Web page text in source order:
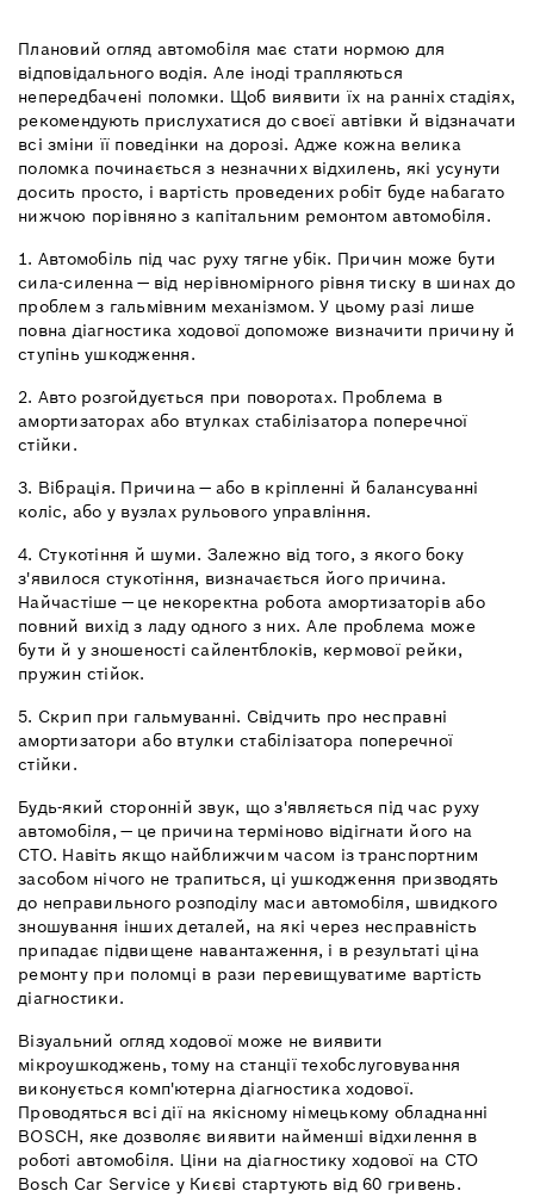
Плановий огляд автомобіля має стати нормою для
відповідального водія. Але іноді трапляються
непередбачені поломки. Щоб виявити їх на ранніх стадіях,
рекомендують прислухатися до своєї автівки й відзначати
всі зміни її поведінки на дорозі. Адже кожна велика
поломка починається з незначних відхилень, які усунути
досить просто, і вартість проведених робіт буде набагато
нижчою порівняно з капітальним ремонтом автомобіля.
1. Автомобіль під час руху тягне убік. Причин може бути
сила-силенна — від нерівномірного рівня тиску в шинах до
проблем з гальмівним механізмом. У цьому разі лише
повна діагностика ходової допоможе визначити причину й
ступінь ушкодження.
2. Авто розгойдується при поворотах. Проблема в
амортизаторах або втулках стабілізатора поперечної
стійки.
3. Вібрація. Причина — або в кріпленні й балансуванні
коліс, або у вузлах рульового управління.
4. Стукотіння й шуми. Залежно від того, з якого боку
з'явилося стукотіння, визначається його причина.
Найчастіше — це некоректна робота амортизаторів або
повний вихід з ладу одного з них. Але проблема може
бути й у зношеності сайлентблоків, кермової рейки,
пружин стійок.
5. Скрип при гальмуванні. Свідчить про несправні
амортизатори або втулки стабілізатора поперечної
стійки.
Будь-який сторонній звук, що з'являється під час руху
автомобіля, — це причина терміново відігнати його на
СТО. Навіть якщо найближчим часом із транспортним
засобом нічого не трапиться, ці ушкодження призводять
до неправильного розподілу маси автомобіля, швидкого
зношування інших деталей, на які через несправність
припадає підвищене навантаження, і в результаті ціна
ремонту при поломці в рази перевищуватиме вартість
діагностики.
Візуальний огляд ходової може не виявити
мікроушкоджень, тому на станції техобслуговування
виконується комп'ютерна діагностика ходової.
Проводяться всі дії на якісному німецькому обладнанні
BOSCH, яке дозволяє виявити найменші відхилення в
роботі автомобіля. Ціни на діагностику ходової на СТО
Bosch Car Service у Києві стартують від 60 гривень.